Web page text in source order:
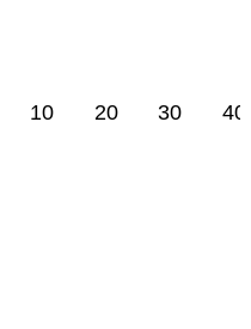
10 20 30 40